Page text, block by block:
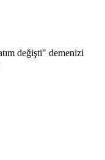
değişti" demenizi